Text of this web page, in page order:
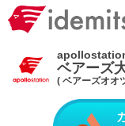
ベアーズ
( ベアーズオオ